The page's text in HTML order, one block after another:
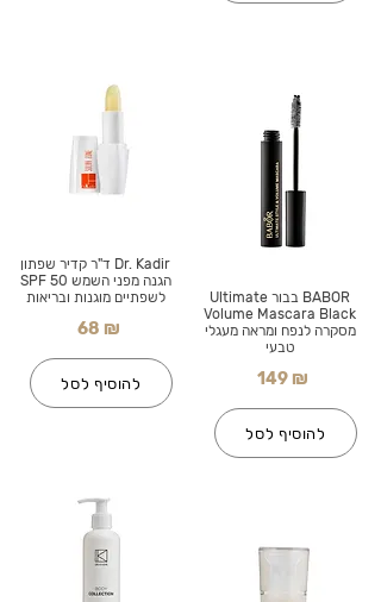
Dr. Kadir ד"ר קדיר שפתון
הגנה מפני השמש SPF 50
לשפתיים מוגנות ובריאות
68 ₪
להוסיף לסל
BABOR בבור Ultimate
Volume Mascara Black
מסקרה לנפח ומראה מעגלי
טבעי
149 ₪
להוסיף לסל